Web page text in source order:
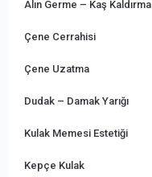
Alın Germe – Kaş Kaldırma
Çene Cerrahisi
Çene Uzatma
Dudak – Damak Yarığı
Kulak Memesi Estetiği
Kepçe Kulak